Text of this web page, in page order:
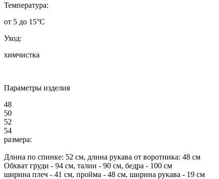
Температура:
от 5 до 15°C
Уход:
химчистка
Параметры изделия
48
50
52
54
размера:
Длина по спинке: 52 см, длина рукава от воротника: 48 см
Обхват груди - 94 см, талии - 90 см, бедра - 100 см
ширина плеч - 41 см, пройма - 48 см, ширина рукава - 19 см